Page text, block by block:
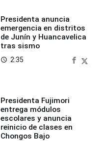
Presidenta anuncia
emergencia en distritos
de Junín y Huancavelica
tras sismo
access_time 2:35
Presidenta Fujimori
entrega módulos
escolares y anuncia
reinicio de clases en
Chongos Bajo